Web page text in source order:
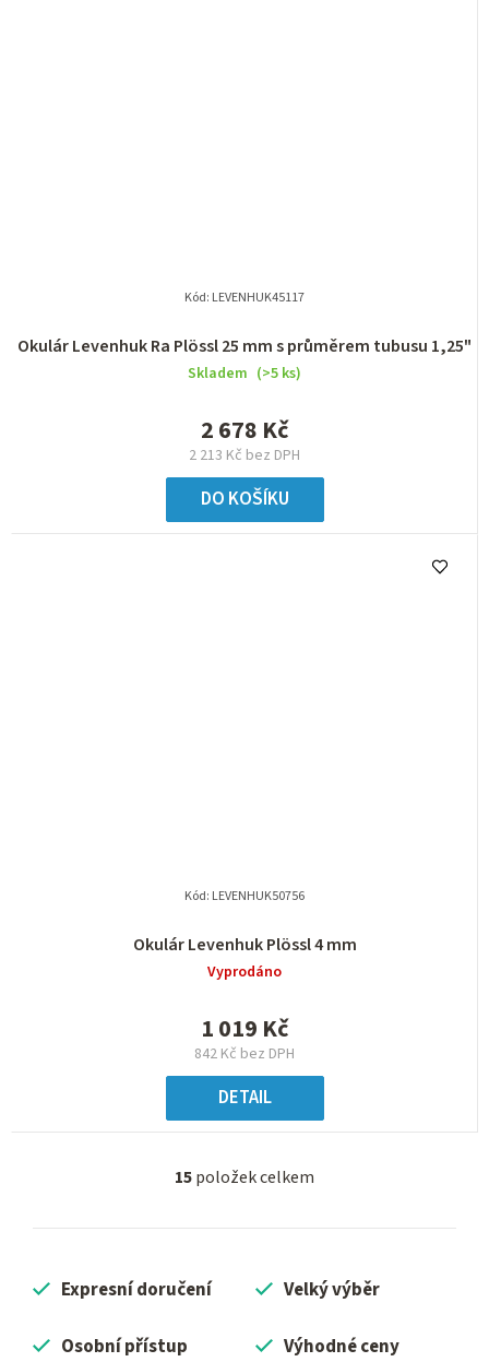
Okulár Levenhuk Ra Plössl 25 mm s průměrem tubusu 1,25"
Skladem (>5 ks)
2 213 Kč bez DPH
2 678 Kč
DO KOŠÍKU
Kód: LEVENHUK45117
Okulár Levenhuk Plössl 4 mm
Vyprodáno
842 Kč bez DPH
1 019 Kč
DETAIL
Kód: LEVENHUK50756
O
15položek celkem
Expresní doručení Velký výběr
Osobní přístup Výhodné ceny